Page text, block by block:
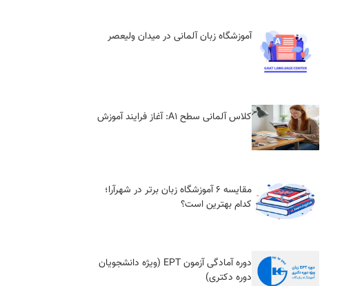
آموزشگاه زبان آلمانی در میدان ولیعصر
کلاس آلمانی سطح A1: آغاز فرایند آموزش
مقایسه ۶ آموزشگاه زبان برتر در شهرآرا؛
کدام بهترین است؟
دوره آمادگی آزمون EPT (ویژه دانشجویان
دوره دکتری)